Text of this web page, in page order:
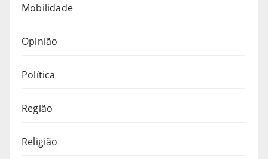
Mobilidade
Opinião
Política
Região
Religião